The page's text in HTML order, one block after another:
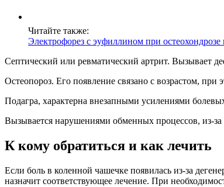
Читайте также:
Электрофорез с эуфиллином при остеохондрозе
Септический или ревматический артрит. Вызывает
Остеопороз. Его появление связано с возрастом, при
Подагра, характерна внезапными усилениями
Вызывается нарушениями обменных процессов, из-
К кому обратиться и как лечить
Если боль в коленной чашечке появилась из-за
назначит соответствующее лечение. При